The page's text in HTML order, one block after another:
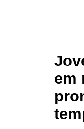
em